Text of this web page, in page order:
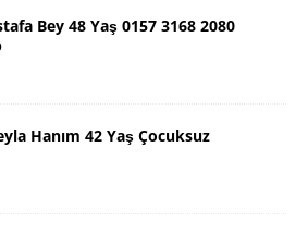
Bey 48 Yaş 0157 3168 2080
Hanım 42 Yaş Çocuksuz